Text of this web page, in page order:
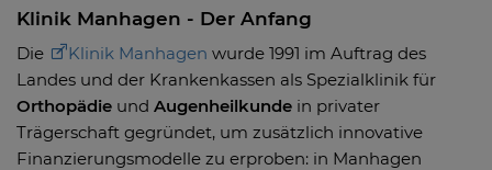
Klinik Manhagen - Der Anfang
Die Klinik Manhagen wurde 1991 im Auftrag des
Landes und der Krankenkassen als Spezialklinik für
Orthopädie und Augenheilkunde in privater
Trägerschaft gegründet, um zusätzlich innovative
Finanzierungsmodelle zu erproben: in Manhagen